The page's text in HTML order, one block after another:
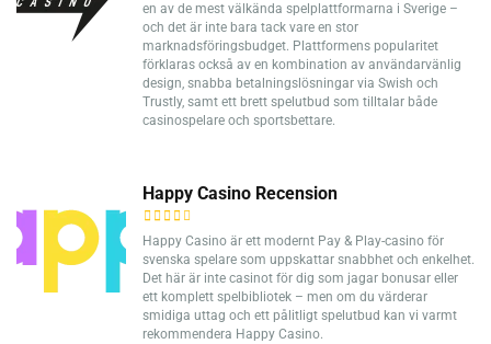
en av de mest välkända spelplattformarna i Sverige –
och det är inte bara tack vare en stor
marknadsföringsbudget. Plattformens popularitet
förklaras också av en kombination av användarvänlig
design, snabba betalningslösningar via Swish och
Trustly, samt ett brett spelutbud som tilltalar både
casinospelare och sportsbettare.
Happy Casino Recension
Happy Casino är ett modernt Pay & Play-casino för
svenska spelare som uppskattar snabbhet och enkelhet.
Det här är inte casinot för dig som jagar bonusar eller
ett komplett spelbibliotek – men om du värderar
smidiga uttag och ett pålitligt spelutbud kan vi varmt
rekommendera Happy Casino.